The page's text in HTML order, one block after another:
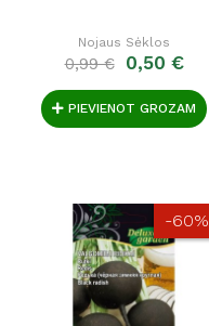
Nojaus Sėklos
0,99 € 0,50 €
PIEVIENOT GROZAM
-60%